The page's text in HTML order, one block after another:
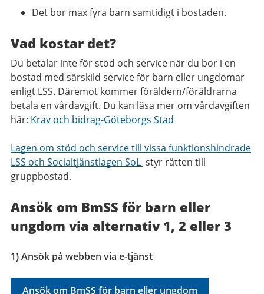
Det bor max fyra barn samtidigt i bostaden.
Vad kostar det?
Du betalar inte för stöd och service när du bor i en
bostad med särskild service för barn eller ungdomar
enligt LSS. Däremot kommer föräldern/föräldrarna
betala en vårdavgift. Du kan läsa mer om vårdavgiften
här: Krav och bidrag-Göteborgs Stad
Lagen om stöd och service till vissa funktionshindrade
LSS och Socialtjänstlagen SoL styr rätten till
gruppbostad.
Ansök om BmSS för barn eller
ungdom via alternativ 1, 2 eller 3
1) Ansök på webben via e-tjänst
Ansök om BmSS för barn eller ungdom